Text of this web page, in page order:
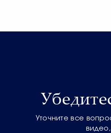
Уточните все